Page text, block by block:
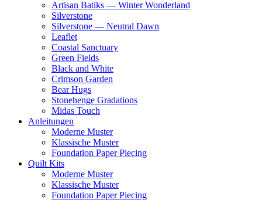
Artisan Batiks — Winter Wonderland
Silverstone
Silverstone — Neutral Dawn
Leaflet
Coastal Sanctuary
Green Fields
Black and White
Crimson Garden
Bear Hugs
Stonehenge Gradations
Midas Touch
Anleitungen
Moderne Muster
Klassische Muster
Foundation Paper Piecing
Quilt Kits
Moderne Muster
Klassische Muster
Foundation Paper Piecing